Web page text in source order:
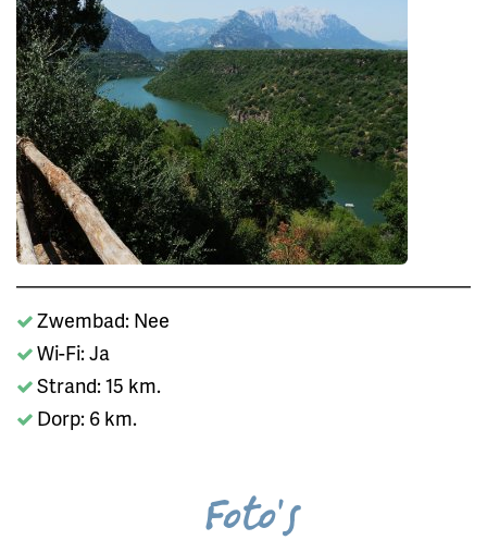
Zwembad: Nee
Wi-Fi: Ja
Strand: 15 km.
Dorp: 6 km.
Foto's